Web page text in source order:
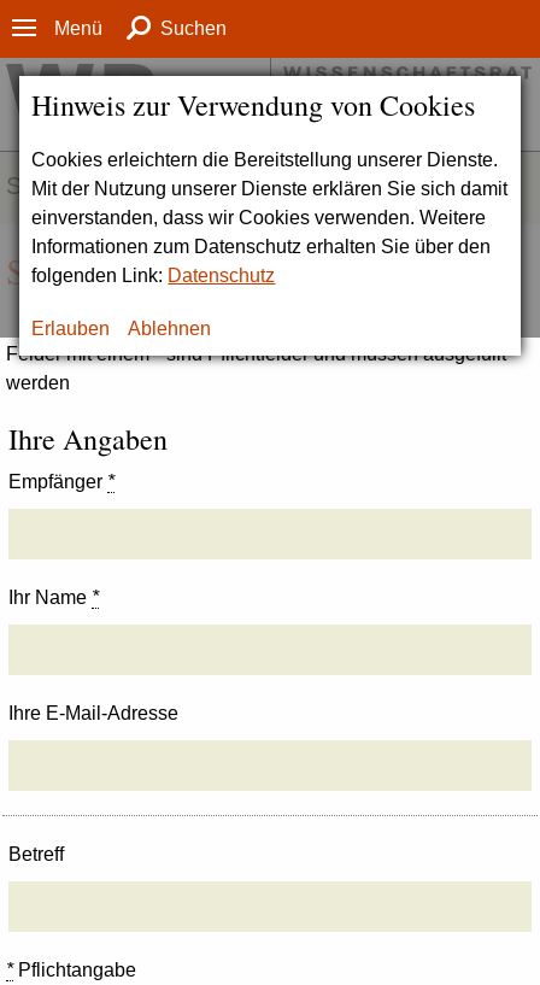
Hinweis zur Verwendung von Cookies
Cookies erleichtern die Bereitstellung unserer Dienste.
Mit der Nutzung unserer Dienste erklären Sie sich damit
einverstanden, dass wir Cookies verwenden. Weitere
Informationen zum Datenschutz erhalten Sie über den
folgenden Link: Datenschutz
Erlauben Ablehnen
Menü Suchen
SERVICE
Seite empfehlen
Felder mit einem * sind Pflichtfelder und müssen ausgefüllt
werden
Ihre Angaben
Empfänger *
Ihr Name *
Ihre E-Mail-Adresse
Betreff
*Pflichtangabe